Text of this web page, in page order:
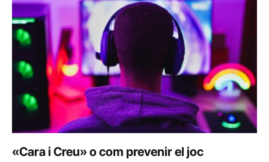
«Cara i Creu» o com prevenir el joc